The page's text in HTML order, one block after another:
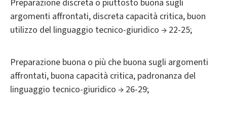
Preparazione discreta o piuttosto buona sugli
argomenti affrontati, discreta capacità critica, buon
utilizzo del linguaggio tecnico-giuridico → 22-25;
Preparazione buona o più che buona sugli argomenti
affrontati, buona capacità critica, padronanza del
linguaggio tecnico-giuridico → 26-29;